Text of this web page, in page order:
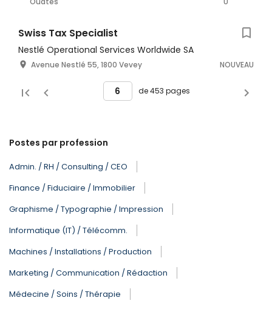
Swiss Tax Specialist
Nestlé Operational Services Worldwide SA
Avenue Nestlé 55, 1800 Vevey NOUVEAU
de 453 pages
Postes par profession
Admin. / RH / Consulting / CEO
Finance / Fiduciaire / Immobilier
Graphisme / Typographie / Impression
Informatique (IT) / Télécomm.
Machines / Installations / Production
Marketing / Communication / Rédaction
Médecine / Soins / Thérapie